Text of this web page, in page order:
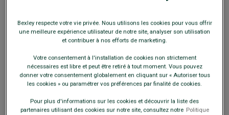
LAIT CUIR INCOLORE- Pour cuirs
délicats et patinés
6,00 €
POMMADIER CIRAGE INCOLORE
Crème pour chaussures en cuir
6,00 €
Bexley respecte votre vie privée. Nous utilisons les cookies pour vous offrir
une meilleure expérience utilisateur de notre site, analyser son utilisation
et contribuer à nos efforts de marketing.
Votre consentement à l'installation de cookies non strictement
nécessaires est libre et peut être retiré à tout moment. Vous pouvez
donner votre consentement globalement en cliquant sur « Autoriser tous
les cookies » ou paramétrer vos préférences par finalité de cookies.
Pour plus d'informations sur les cookies et découvrir la liste des
partenaires utilisant des cookies sur notre site, consultez notre Politique